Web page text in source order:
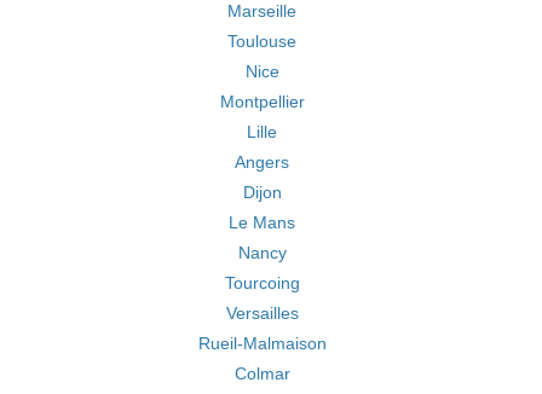
Marseille
Toulouse
Nice
Montpellier
Lille
Angers
Dijon
Le Mans
Nancy
Tourcoing
Versailles
Rueil-Malmaison
Colmar